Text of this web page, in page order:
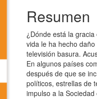
artículo
Resumen
¿Dónde está la
vida le ha hecho
televisión basura.
En algunos países
después de que se
políticos, estrellas de
impulso a la